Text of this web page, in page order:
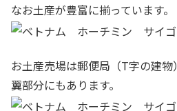
なお土産が豊富に揃っています。
お土産売場は郵便局（T字の建
翼部分にもあります。